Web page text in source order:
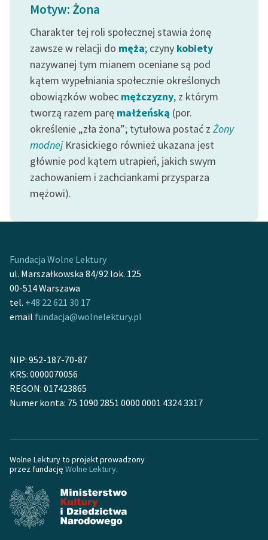
Ręce pełne poezji
Kolekcje edukacyjne
twórców przechodzących
do domeny publicznej,
lektur szkolnych oraz
Starego Testamentu
Odkurzamy bohaterów
Szkoła Poezji Wolnych
O nas
Zespół
Zasady wykorzystania
Wolnych Lektur
Materiały promocyjne
Polityka prywatności
Regulamin biblioteki
Regulamin darowizn
Informacja o treściach
wrażliwych
Deklaracja dostępności
Motyw: Żona
Charakter tej roli społecznej stawia żonę
zawsze w relacji do męża; czyny kobiety
nazywanej tym mianem oceniane są pod
kątem wypełniania społecznie określonych
obowiązków wobec mężczyzny, z którym
tworzą razem parę małżeńską (por.
określenie „zła żona”; tytułowa postać z Żony
modnejKrasickiego również ukazana jest
głównie pod kątem utrapień, jakich swym
zachowaniem i zachciankami przysparza
mężowi).
Fundacja Wolne Lektury
ul. Marszałkowska 84/92 lok. 125
00-514 Warszawa
tel. +48 22 621 30 17
email fundacja@wolnelektury.pl
NIP: 952-187-70-87
KRS: 0000070056
REGON: 017423865
Numer konta: 75 1090 2851 0000 0001 4324 3317
Wolne Lektury to projekt prowadzony
przez fundację Wolne Lektury.